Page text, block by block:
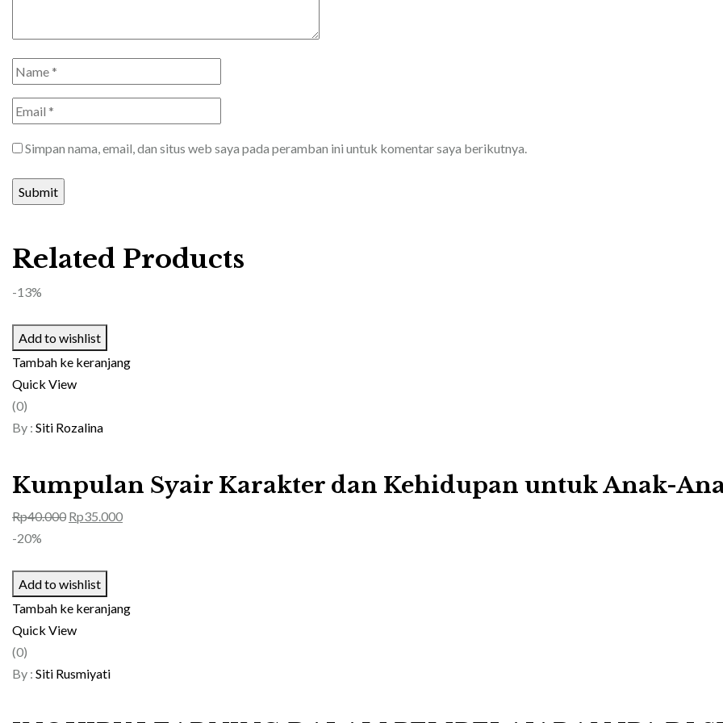
Simpan nama, email, dan situs web saya pada peramban ini untuk komentar saya berikutnya.
Related Products
-13%
Add to wishlist
Tambah ke keranjang
Quick View
(0)
By : Siti Rozalina
Kumpulan Syair Karakter dan Kehidupan untuk Anak-
Rp40.000 Harga
Rp40.000.
Rp35.000Harga
-20%
Add to wishlist
Tambah ke keranjang
Quick View
(0)
By : Siti Rusmiyati